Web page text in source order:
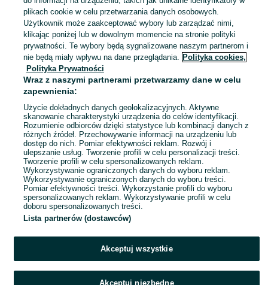
Milicz
06 sierpnia 2026
grawelowych DT Swiss HE1800
Milicz
06 sierpnia 2026
1 2 3 ... 28
plikach cookie w celu przetwarzania danych osobowych.
Użytkownik może zaakceptować wybory lub zarządzać nimi,
klikając poniżej lub w dowolnym momencie na stronie polityki
prywatności. Te wybory będą sygnalizowane naszym partnerom i
nie będą miały wpływu na dane przeglądania. Polityka cookies,
Polityka Prywatności
Wraz z naszymi partnerami przetwarzamy dane w celu
zapewnienia:
Użycie dokładnych danych geolokalizacyjnych. Aktywne
skanowanie charakterystyki urządzenia do celów identyfikacji.
Rozumienie odbiorców dzięki statystyce lub kombinacji danych z
różnych źródeł. Przechowywanie informacji na urządzeniu lub
dostęp do nich. Pomiar efektywności reklam. Rozwój i
ulepszanie usług. Tworzenie profili w celu personalizacji treści.
Tworzenie profili w celu spersonalizowanych reklam.
Wykorzystywanie ograniczonych danych do wyboru reklam.
Wykorzystywanie ograniczonych danych do wyboru treści.
Pomiar efektywności treści. Wykorzystanie profili do wyboru
spersonalizowanych reklam. Wykorzystywanie profili w celu
doboru spersonalizowanych treści.
Lista partnerów (dostawców)
Akceptuj wszystkie
Akceptuj niezbędne